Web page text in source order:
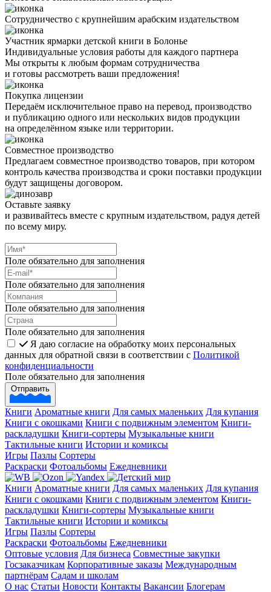
Сотрудничество с крупнейшим арабским издательством
Участник ярмарки детской книги в Болонье
Индивидуальные условия работы для каждого партнера
Мы открыты к любым формам сотрудничества
и готовы рассмотреть ваши предложения!
Покупка лицензии
Передаём исключительное право на перевод, производство
и публикацию одного или нескольких видов продукции
на определённом языке или территории.
Совместное производство
Предлагаем совместное производство товаров, при котором
контроль качества производства и сроки поставки продукции
будут защищены договором.
Оставьте заявку
и развивайтесь вместе с крупным издательством, радуя детей
по всему миру.
Поле обязательно для заполнения
Поле обязательно для заполнения
Поле обязательно для заполнения
Поле обязательно для заполнения
Я даю согласие на обработку моих персональных
данных для обратной связи в соответствии с Политикой
конфиденциальности
Поле обязательно для заполнения
Отправить
Книги Ароматные книги Для самых маленьких Для купания
Книги с окошками Книги с подвижным элементом Книги-
раскладушки Книги-сортеры Музыкальные книги
Тактильные книги Истории и комиксы
Игры Пазлы Сортеры
Раскраски Фотоальбомы Ежедневники
Книги Ароматные книги Для самых маленьких Для купания
Книги с окошками Книги с подвижным элементом Книги-
раскладушки Книги-сортеры Музыкальные книги
Тактильные книги Истории и комиксы
Игры Пазлы Сортеры
Раскраски Фотоальбомы Ежедневники
Оптовые условия Для бизнеса Совместные закупки
Госзаказчикам Корпоративные заказы Международным
партнёрам Садам и школам
О нас Статьи Новости Контакты Вакансии Блогерам